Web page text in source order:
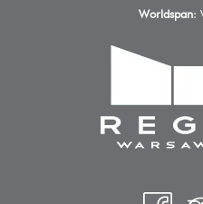
Worldspan: